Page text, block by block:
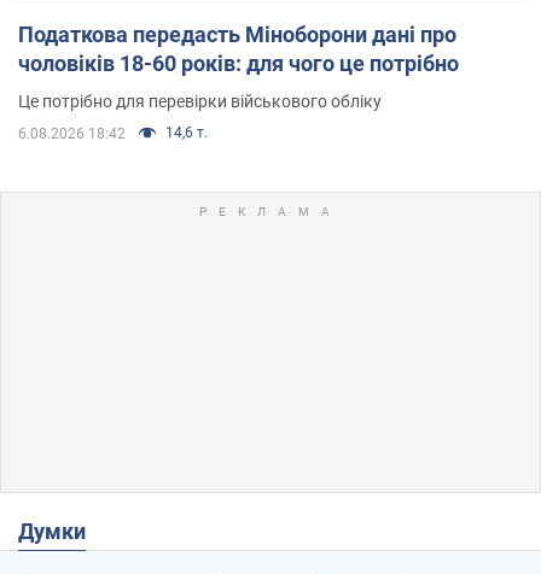
Податкова передасть Міноборони дані про
чоловіків 18-60 років: для чого це потрібно
Це потрібно для перевірки військового обліку
6.08.2026 18:42 14,6 т.
Думки